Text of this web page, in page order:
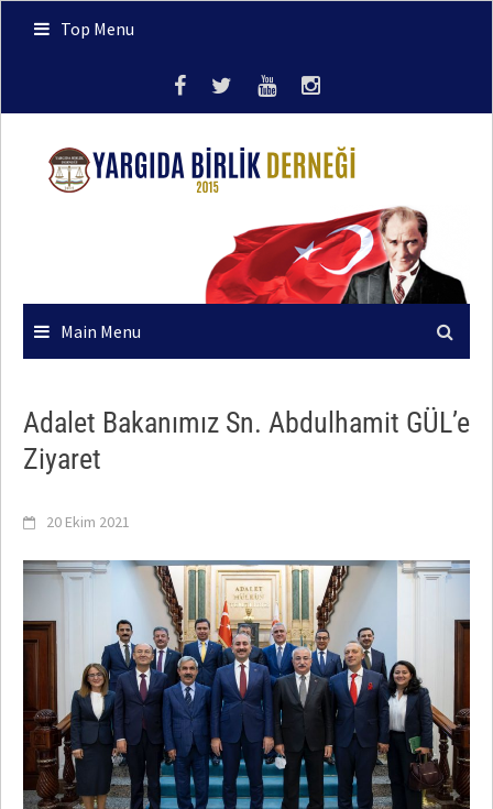
Top Menu
Main Menu
Adalet Bakanımız Sn. Abdulhamit GÜL’e
Ziyaret
20 Ekim 2021